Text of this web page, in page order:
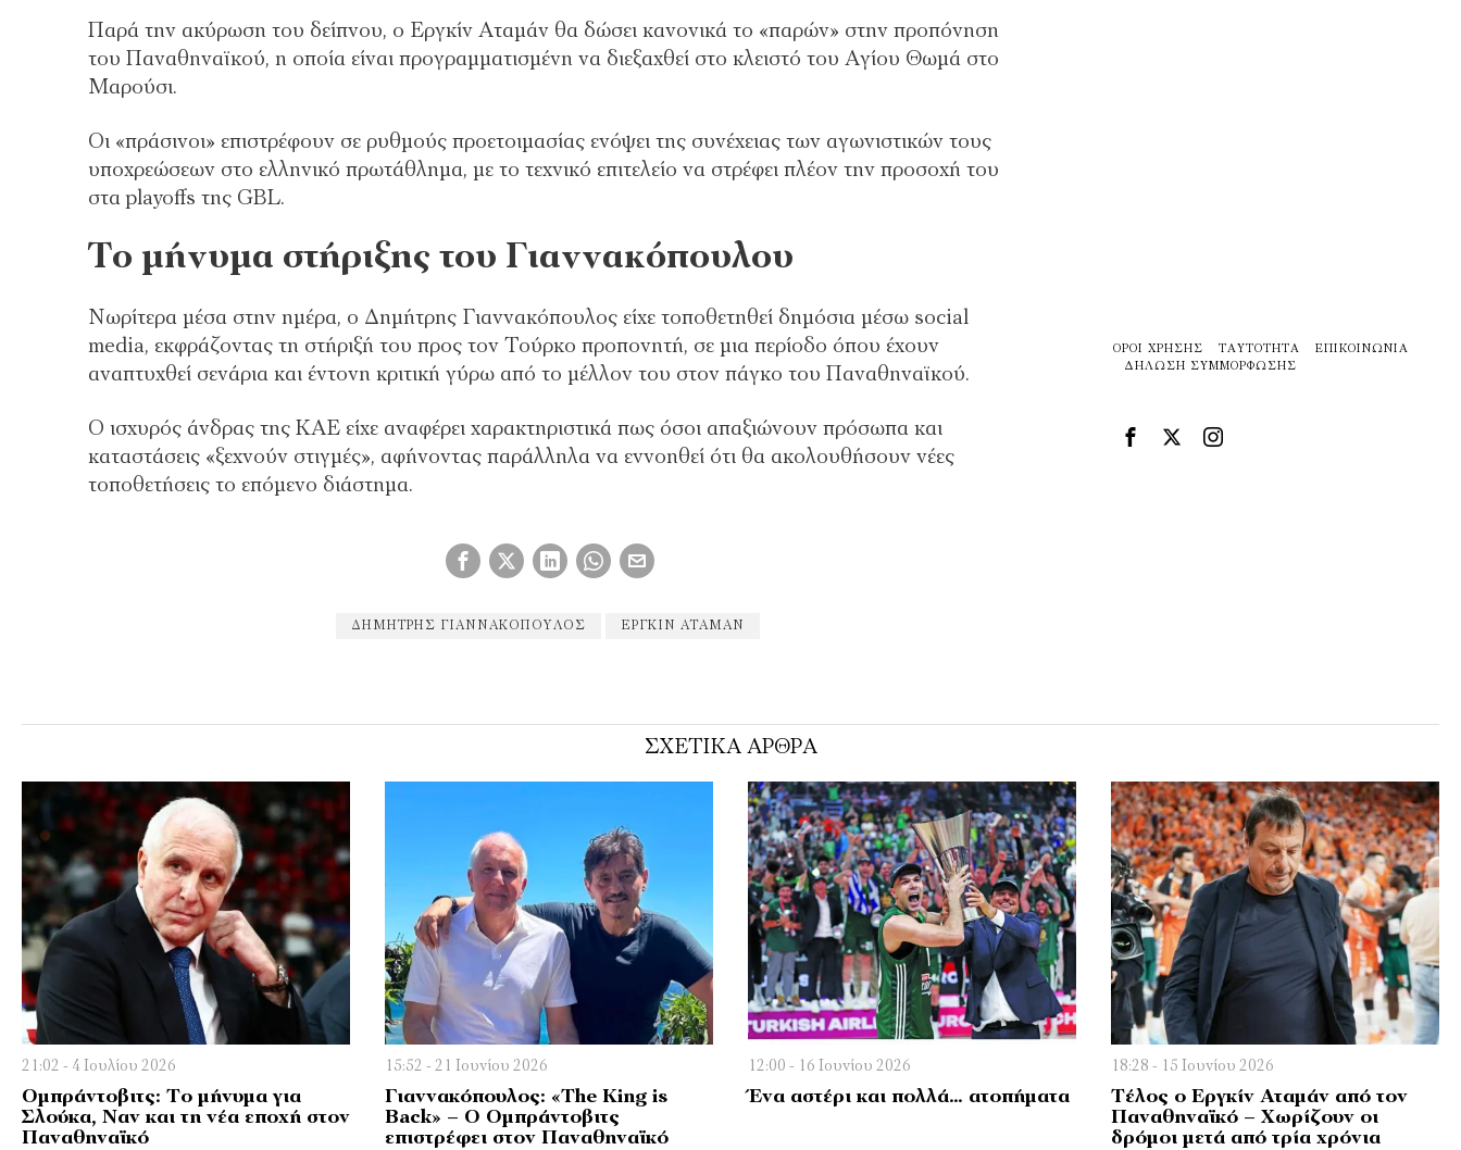
Παρά την ακύρωση του δείπνου, ο Εργκίν Αταμάν θα δώσει κανονικά το «παρών» στην προπόνηση
του Παναθηναϊκού, η οποία είναι προγραμματισμένη να διεξαχθεί στο κλειστό του Αγίου Θωμά στο
Μαρούσι.
Οι «πράσινοι» επιστρέφουν σε ρυθμούς προετοιμασίας ενόψει της συνέχειας των αγωνιστικών τους
υποχρεώσεων στο ελληνικό πρωτάθλημα, με το τεχνικό επιτελείο να στρέφει πλέον την προσοχή του
στα playoffs της GBL.
Το μήνυμα στήριξης του Γιαννακόπουλου
Νωρίτερα μέσα στην ημέρα, ο Δημήτρης Γιαννακόπουλος είχε τοποθετηθεί δημόσια μέσω social
media, εκφράζοντας τη στήριξή του προς τον Τούρκο προπονητή, σε μια περίοδο όπου έχουν
αναπτυχθεί σενάρια και έντονη κριτική γύρω από το μέλλον του στον πάγκο του Παναθηναϊκού.
Ο ισχυρός άνδρας της ΚΑΕ είχε αναφέρει χαρακτηριστικά πως όσοι απαξιώνουν πρόσωπα και
καταστάσεις «ξεχνούν στιγμές», αφήνοντας παράλληλα να εννοηθεί ότι θα ακολουθήσουν νέες
τοποθετήσεις το επόμενο διάστημα.
ΔΗΜΉΤΡΗΣ ΓΙΑΝΝΑΚΌΠΟΥΛΟΣ ΕΡΓΚΊΝ ΑΤΑΜΆΝ
ΌΡΟΙ ΧΡΉΣΗΣ ΤΑΥΤΌΤΗΤΑ
ΕΠΙΚΟΙΝΩΝΊΑ
ΔΉΛΩΣΗ ΣΥΜΜΌΡΦΩΣΗΣ
ΣΧΕΤΙΚΑ ΑΡΘΡΑ
21:02 - 4 Ιουλίου 2026
Ομπράντοβιτς: Το μήνυμα για
Σλούκα, Ναν και τη νέα εποχή στον
Παναθηναϊκό
15:52 - 21 Ιουνίου 2026
Γιαννακόπουλος: «The King is
Back» – Ο Ομπράντοβιτς
επιστρέφει στον Παναθηναϊκό
12:00 - 16 Ιουνίου 2026
Ένα αστέρι και πολλά… ατοπήματα
18:28 - 15 Ιουνίου 2026
Τέλος ο Εργκίν Αταμάν από τον
Παναθηναϊκό – Χωρίζουν οι
δρόμοι μετά από τρία χρόνια